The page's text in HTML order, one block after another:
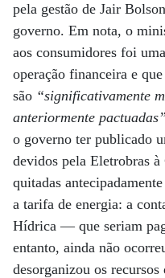
pela gestão de Jair
governo. Em nota, o
aos consumidores foi
operação financeira e
são “significativamente
anteriormente pactuadas”
o governo ter publicado
devidos pela Eletrobras
quitadas
a tarifa de energia: a
Hídrica — que seriam
entanto, ainda não
desorganizou os